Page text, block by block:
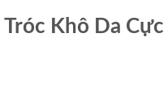
Khô Da